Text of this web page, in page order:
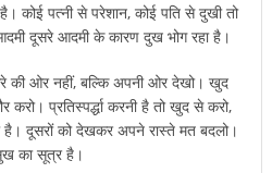
कोई पत्नी से परेशान, कोई पति से दुखी तो
दूसरे आदमी के कारण दुख भोग रहा है।
की ओर नहीं, बल्कि अपनी ओर देखो। खुद
करो। प्रतिस्पर्द्धा करनी है तो खुद से करो,
है। दूसरों को देखकर अपने रास्ते मत बदलो।
का सूत्र है।